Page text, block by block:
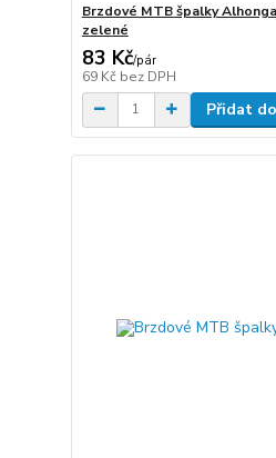
Brzdové MTB špalky
zelené
83 Kč/pár
69 Kč bez DPH
Přidat